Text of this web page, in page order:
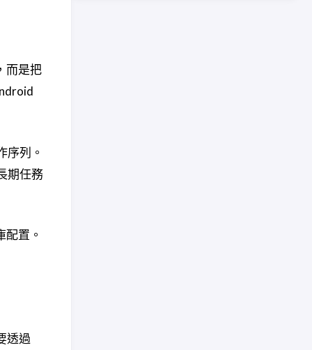
而是把
序列。
期任務
置。
透過